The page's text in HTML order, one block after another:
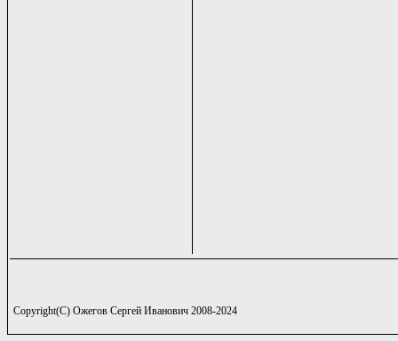
Copyright(C) Ожегов Сергей Иванович 2008-2024